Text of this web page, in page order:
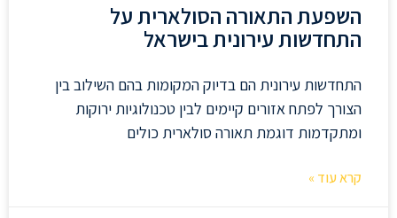
השפעת התאורה הסולארית על
התחדשות עירונית בישראל
התחדשות עירונית הם בדיוק המקומות בהם השילוב בין
הצורך לפתח אזורים קיימים לבין טכנולוגיות ירוקות
ומתקדמות דוגמת תאורה סולארית כולים
קרא עוד »